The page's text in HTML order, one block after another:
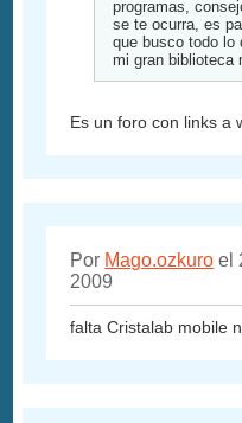
programas,
se te ocurra, es
que busco todo lo
mi gran biblioteca
Es un foro con links a
Por Mago.ozkuro el
2009
falta Cristalab mobile